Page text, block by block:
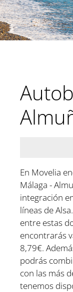
En Movelia
Málaga -
integración
líneas de
entre estas
encontrarás
8,79€.
podrás
con las más
tenemos